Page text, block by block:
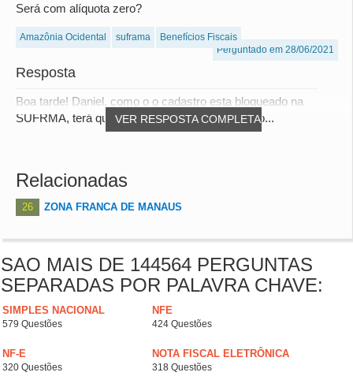
Será com alíquota zero?
Amazônia Ocidental suframa
Benefícios Fiscais
Perguntado em 28/06/2021
Resposta
VER RESPOSTA COMPLETA
Boa tarde! Daniel, como o o cadastro esta bloqueado na
SUFRMA, terá que recolher o ICMS e DIFAL e o...
Relacionadas
26 ZONA FRANCA DE MANAUS
SAO MAIS DE 144564 PERGUNTAS
SEPARADAS POR PALAVRA CHAVE:
SIMPLES NACIONAL
579 Questões
NFE
424 Questões
NF-E
320 Questões
NOTA FISCAL ELETRÔNICA
318 Questões